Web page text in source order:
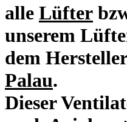
alle Lüfter
unserem
dem
Palau.
Dieser